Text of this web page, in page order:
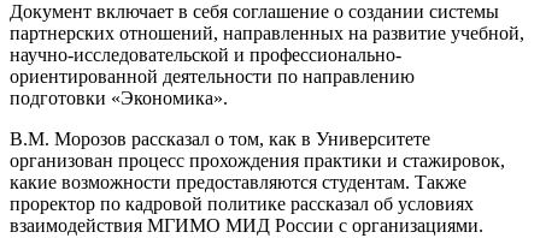
Документ включает в себя соглашение о создании системы
партнерских отношений, направленных на развитие учебной,
научно-исследовательской и профессионально-
ориентированной деятельности по направлению
подготовки «Экономика».
В.М. Морозов рассказал о том, как в Университете
организован процесс прохождения практики и стажировок,
какие возможности предоставляются студентам. Также
проректор по кадровой политике рассказал об условиях
взаимодействия МГИМО МИД России с организациями.